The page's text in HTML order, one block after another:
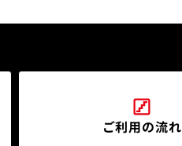
ご利用の流れ